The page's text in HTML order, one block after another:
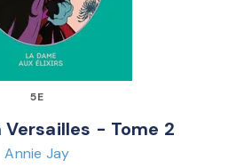
5E
- Tome 2
Annie Jay